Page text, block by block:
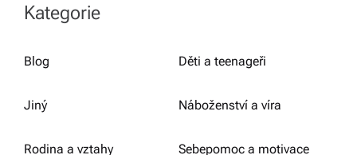
Kategorie
Blog Děti a teenageři
Jiný Náboženství a víra
Rodina a vztahy Sebepomoc a motivace